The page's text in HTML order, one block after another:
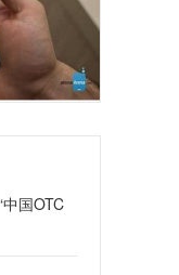
国OTC